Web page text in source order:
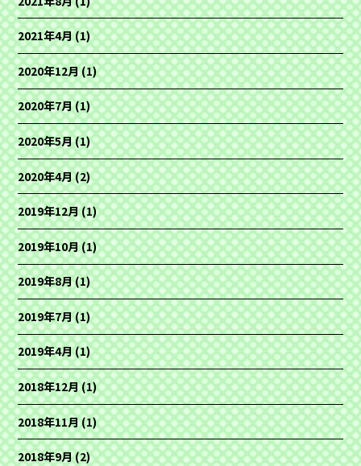
2021年4月(1)
2020年12月(1)
2020年7月(1)
2020年5月(1)
2020年4月(2)
2019年12月(1)
2019年10月(1)
2019年8月(1)
2019年7月(1)
2019年4月(1)
2018年12月(1)
2018年11月(1)
2018年9月(2)